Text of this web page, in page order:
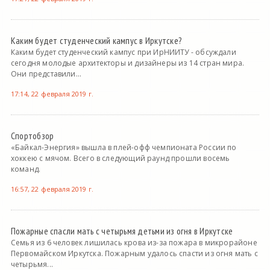
Каким будет студенческий кампус в Иркутске?
Каким будет студенческий кампус при ИрНИИТУ - обсуждали
сегодня молодые архитекторы и дизайнеры из 14 стран мира.
Они представили...
17:14, 22 февраля 2019 г.
Спортобзор
«Байкал-Энергия» вышла в плей-офф чемпионата России по
хоккею с мячом. Всего в следующий раунд прошли восемь
команд.
16:57, 22 февраля 2019 г.
Пожарные спасли мать с четырьмя детьми из огня в Иркутске
Семья из 6 человек лишилась крова из-за пожара в микрорайоне
Первомайском Иркутска. Пожарным удалось спасти из огня мать с
четырьмя...